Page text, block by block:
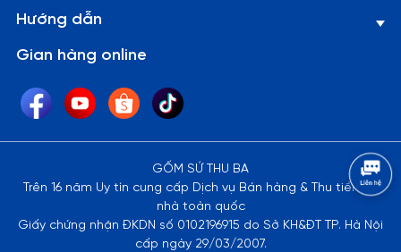
Hướng dẫn
Gian hàng online
GỐM SỨ THU BA
Trên 16 năm Uy tín cung cấp Dịch vụ Bán hàng & Thu tiền tại
nhà toàn quốc
Giấy chứng nhận ĐKDN số 0102196915 do Sở KH&ĐT TP. Hà Nội
cấp ngày 29/03/2007.